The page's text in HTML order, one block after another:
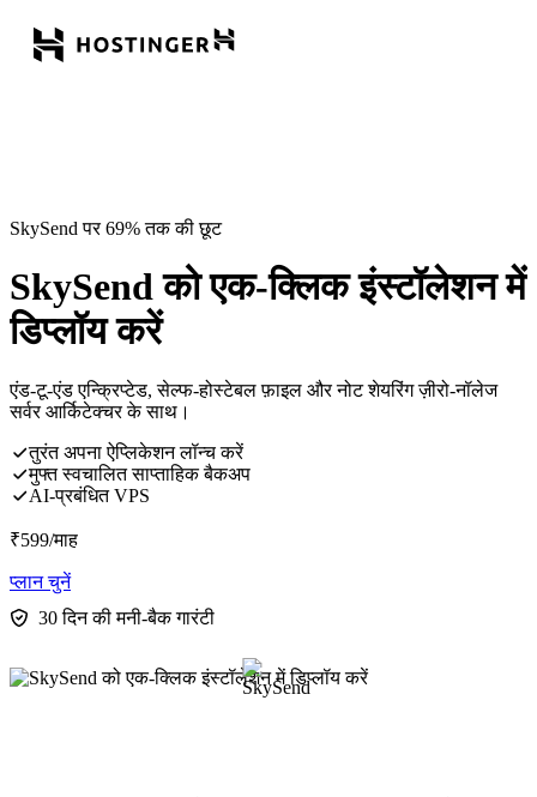
SkySend पर 69% तक की छूट
SkySend को एक-क्लिक इंस्टॉलेशन में
डिप्लॉय करें
एंड-टू-एंड एन्क्रिप्टेड, सेल्फ-होस्टेबल फ़ाइल और नोट शेयरिंग ज़ीरो-नॉलेज
सर्वर आर्किटेक्चर के साथ।
तुरंत अपना ऐप्लिकेशन लॉन्च करें
मुफ्त स्वचालित साप्ताहिक बैकअप
AI-प्रबंधित VPS
₹599/माह
प्लान चुनें
30 दिन की मनी-बैक गारंटी